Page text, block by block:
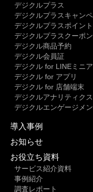
デジクルプラス
デジクルプラスキャン
デジクルプラスポイン
デジクルプラスクーポン
デジクル商品予約
デジクル会員証
デジクル for LINEミニ
デジクル for アプリ
デジクル for 店舗端末
デジクルアナリティクス
デジクルエンゲージメン
導入事例
お知らせ
お役立ち資料
サービス紹介資料
事例紹介
調査レポート